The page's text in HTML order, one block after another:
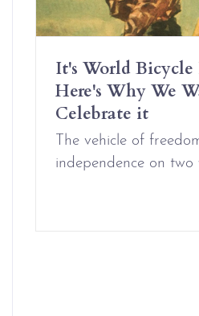
It's World
Here's Why We
Celebrate it
The vehicle of
independence on two